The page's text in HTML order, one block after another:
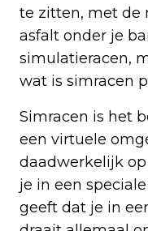
te zitten, met de
asfalt onder je
simulatieracen,
wat is simracen
Simracen is het
een virtuele
daadwerkelijk
je in een
geeft dat je in